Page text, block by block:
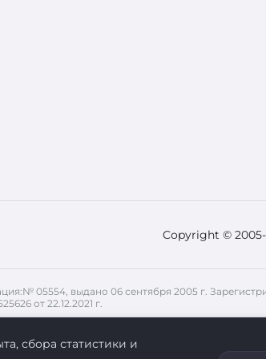
Copyright ©
05554, выдано 06 сентября 2005 г.
от 22.12.2021 г.
сбора статистики и